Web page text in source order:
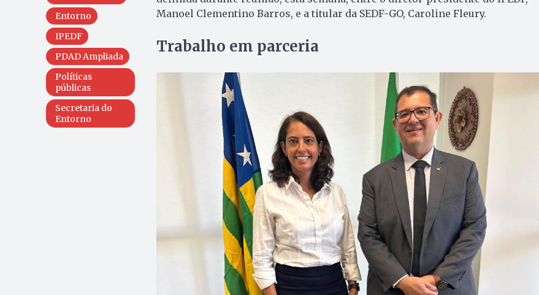
Entorno
IPEDF
PDAD Ampliada
Políticas
públicas
Secretaria do
Entorno
Manoel Clementino Barros, e a titular da SEDF-GO, Caroline Fleury.
Trabalho em parceria